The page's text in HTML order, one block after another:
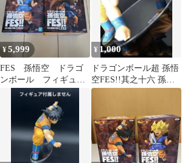
¥5,999
FES 孫悟空 ドラゴ
ンボール フィギュ
ア 孫悟空FES
¥ 1,000
ドラゴンボール超 孫悟
空FES!!其之十六 孫悟
空 アクリル 台座